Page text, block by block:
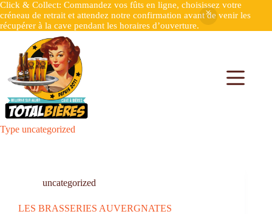
Click & Collect: Commandez vos fûts en ligne, choisissez votre
créneau de retrait et attendez notre confirmation avant de venir les
récupérer à la cave pendant les horaires d’ouverture.
Type uncategorized
uncategorized
LES BRASSERIES AUVERGNATES